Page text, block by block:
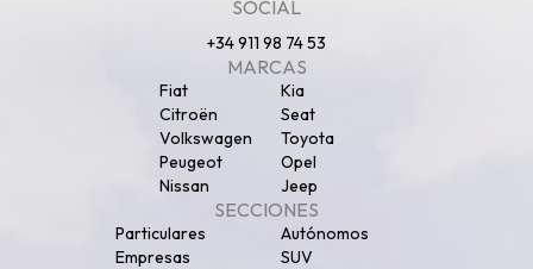
SOCIAL
+34 911 98 74 53
MARCAS
Fiat
Kia
Citroën
Seat
Volkswagen
Toyota
Peugeot
Opel
Nissan
Jeep
SECCIONES
Particulares
Autónomos
Empresas
SUV